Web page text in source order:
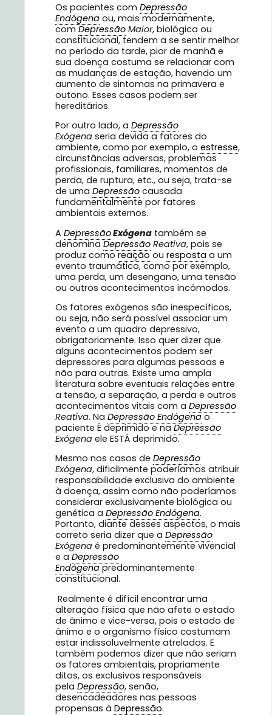
Os pacientes com Depressão
Endógena ou, mais modernamente,
com Depressão Maior, biológica ou
constitucional, tendem a se sentir melhor
no período da tarde, pior de manhã e
sua doença costuma se relacionar com
as mudanças de estação, havendo um
aumento de sintomas na primavera e
outono. Esses casos podem ser
hereditários.
Por outro lado, a Depressão
Exógena seria devida a fatores do
ambiente, como por exemplo, o estresse,
circunstâncias adversas, problemas
profissionais, familiares, momentos de
perda, de ruptura, etc., ou seja, trata-se
de uma Depressão causada
fundamentalmente por fatores
ambientais externos.
A DepressãoExógena também se
denomina Depressão Reativa, pois se
produz comoreaçãoou resposta a um
evento traumático, como por exemplo,
uma perda, um desengano, uma tensão
ou outros acontecimentos incômodos.
Os fatores exógenos são inespecíficos,
ou seja, não será possível associar um
evento a um quadro depressivo,
obrigatoriamente. Isso quer dizer que
alguns acontecimentos podem ser
depressores para algumas pessoas e
não para outras. Existe uma ampla
literatura sobre eventuais relações entre
a tensão, a separação, a perda e outros
acontecimentos vitais com a Depressão
Reativa. Na Depressão Endógena o
paciente É deprimido e na Depressão
Exógena ele ESTÁ deprimido.
Mesmo nos casos de Depressão
Exógena, dificilmente poderíamos atribuir
responsabilidade exclusiva do ambiente
à doença, assim como não poderíamos
considerar exclusivamente biológica ou
genética a Depressão Endógena.
Portanto, diante desses aspectos, o mais
correto seria dizer que a Depressão
Exógena é predominantemente vivencial
e a Depressão
Endógena predominantemente
constitucional.
Realmente é difícil encontrar uma
alteração física que não afete o estado
de ânimo e vice-versa, pois o estado de
ânimo e o organismo físico costumam
estar indissoluvelmente atrelados. E
também podemos dizer que não seriam
os fatores ambientais, propriamente
ditos, os exclusivos responsáveis
pela Depressão, senão,
desencadeadores nas pessoas
propensas à Depressão.